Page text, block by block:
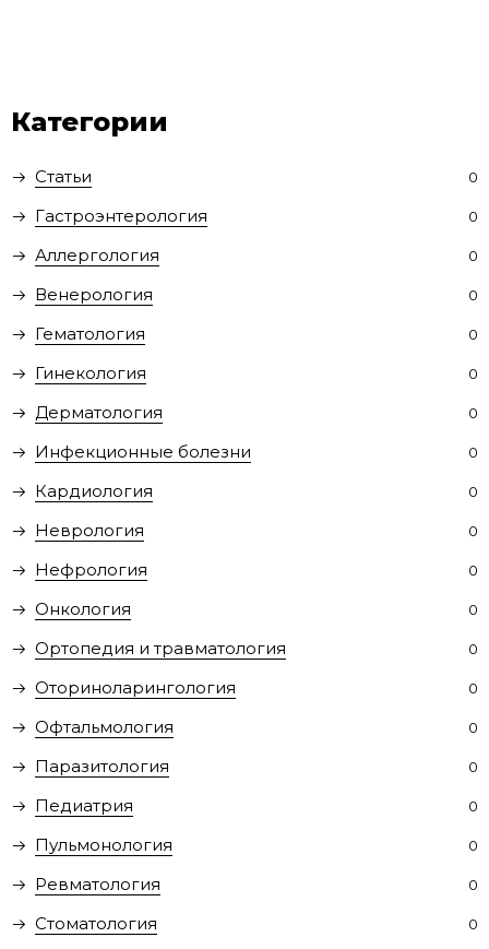
Категории
Статьи 0
Гастроэнтерология 0
Аллергология 0
Венерология 0
Гематология 0
Гинекология 0
Дерматология 0
Инфекционные болезни 0
Кардиология 0
Неврология 0
Нефрология 0
Онкология 0
Ортопедия и травматология 0
Оториноларингология 0
Офтальмология 0
Паразитология 0
Педиатрия 0
Пульмонология 0
Ревматология 0
Стоматология 0